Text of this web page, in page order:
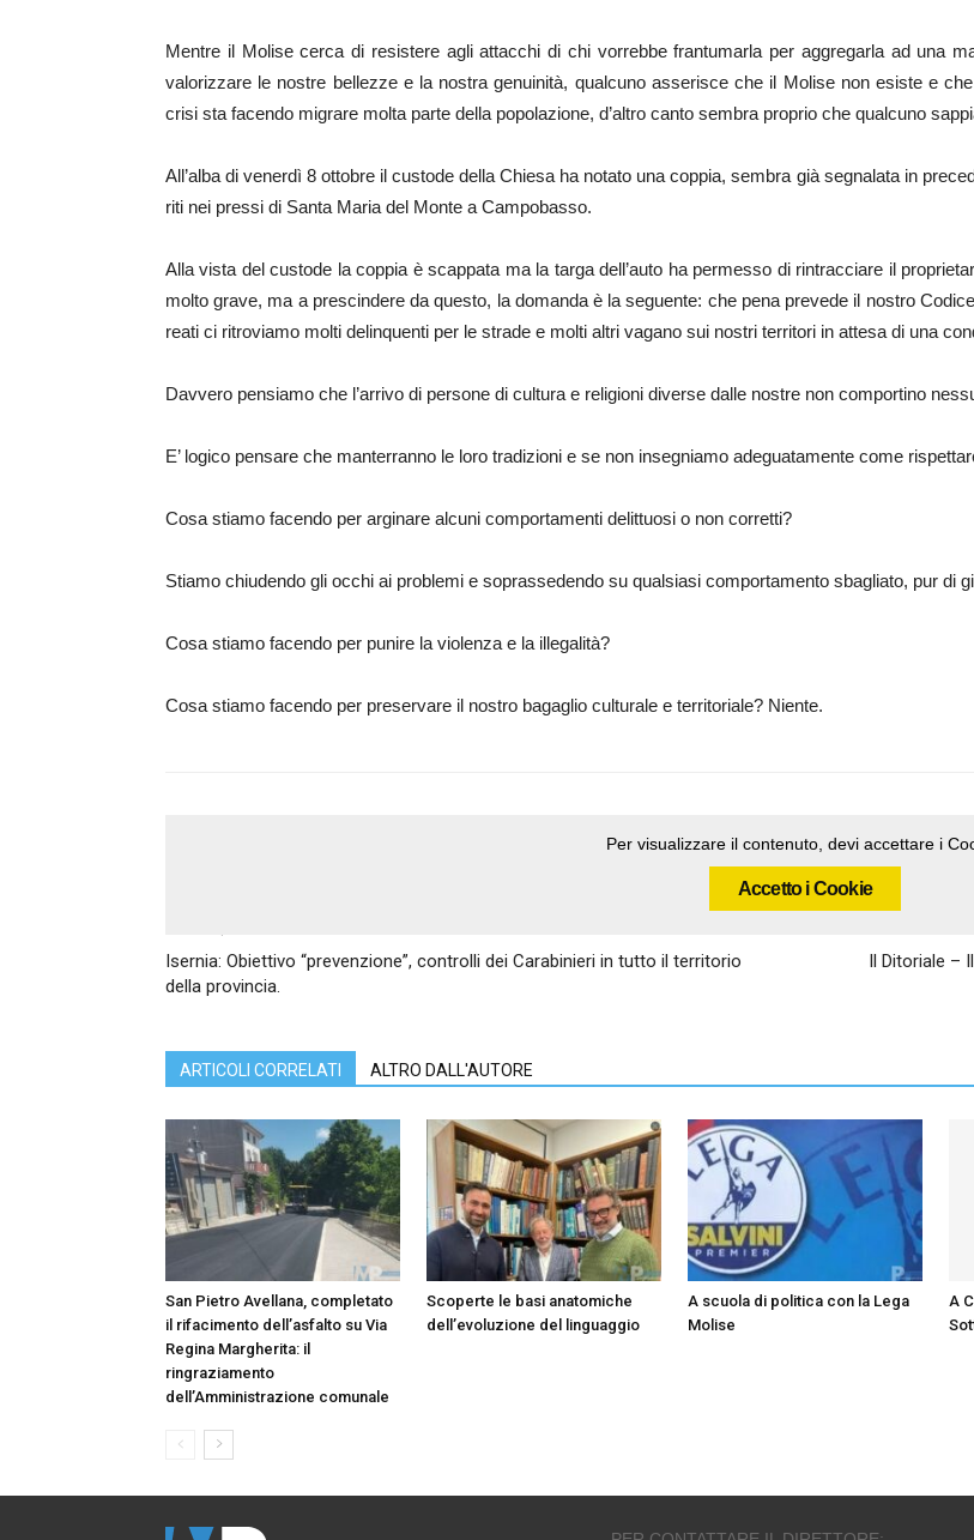
Mentre il Molise cerca di resistere agli attacchi di chi vorrebbe frantumarla per aggregarla ad una
valorizzare le nostre bellezze e la nostra genuinità, qualcuno asserisce che il Molise non esiste e
crisi sta facendo migrare molta parte della popolazione, d’altro canto sembra proprio che qualcuno
All’alba di venerdì 8 ottobre il custode della Chiesa ha notato una coppia, sembra già segnalata in
riti nei pressi di Santa Maria del Monte a Campobasso.
Alla vista del custode la coppia è scappata ma la targa dell’auto ha permesso di rintracciare il
molto grave, ma a prescindere da questo, la domanda è la seguente: che pena prevede il nostro
reati ci ritroviamo molti delinquenti per le strade e molti altri vagano sui nostri territori in attesa di una
Davvero pensiamo che l’arrivo di persone di cultura e religioni diverse dalle nostre non comportino
E’ logico pensare che manterranno le loro tradizioni e se non insegniamo adeguatamente come
Cosa stiamo facendo per arginare alcuni comportamenti delittuosi o non corretti?
Stiamo chiudendo gli occhi ai problemi e soprassedendo su qualsiasi comportamento sbagliato, pur di
Cosa stiamo facendo per punire la violenza e la illegalità?
Cosa stiamo facendo per preservare il nostro bagaglio culturale e territoriale? Niente.
Per visualizzare il contenuto, devi accettare i
Accetto i Cookie
Isernia: Obiettivo “prevenzione”, controlli dei Carabinieri in tutto il territorio
della provincia.
Il Ditoriale –
ARTICOLI CORRELATI ALTRO DALL'AUTORE
San Pietro Avellana, completato
il rifacimento dell’asfalto su Via
Regina Margherita: il
ringraziamento
dell’Amministrazione comunale
Scoperte le basi anatomiche
dell’evoluzione del linguaggio
A scuola di politica con la Lega
Molise
A